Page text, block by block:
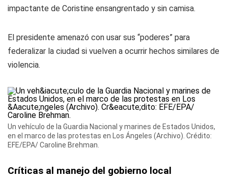
impactante de Coristine ensangrentado y sin camisa.
El presidente amenazó con usar sus “poderes” para
federalizar la ciudad si vuelven a ocurrir hechos similares de
violencia.
Un vehículo de la Guardia Nacional y marines de Estados Unidos,
en el marco de las protestas en Los Ángeles (Archivo). Crédito:
EFE/EPA/ Caroline Brehman.
Críticas al manejo del gobierno local